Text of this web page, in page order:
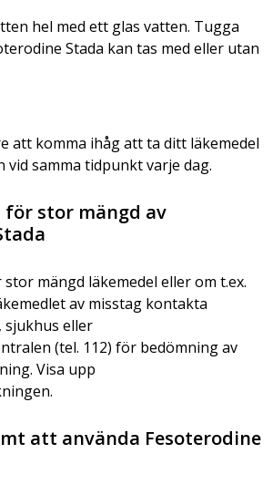
hel med ett glas vatten. Tugga
Stada kan tas med eller utan
att komma ihåg att ta ditt läkemedel
samma tidpunkt varje dag.
för stor mängd av
mängd läkemedel eller om t.ex.
av misstag kontakta
sjukhus eller
(tel. 112) för bedömning av
Visa upp
att använda Fesoterodine